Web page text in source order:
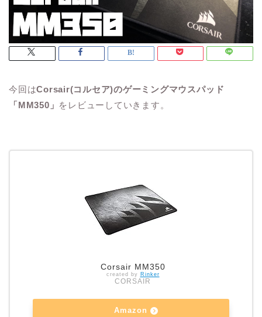
今回はCorsair(コルセア)のゲーミングマウスパッド
「MM350」 をレビューしていきます。
Corsair MM350
created by Rinker
CORSAIR
Amazon